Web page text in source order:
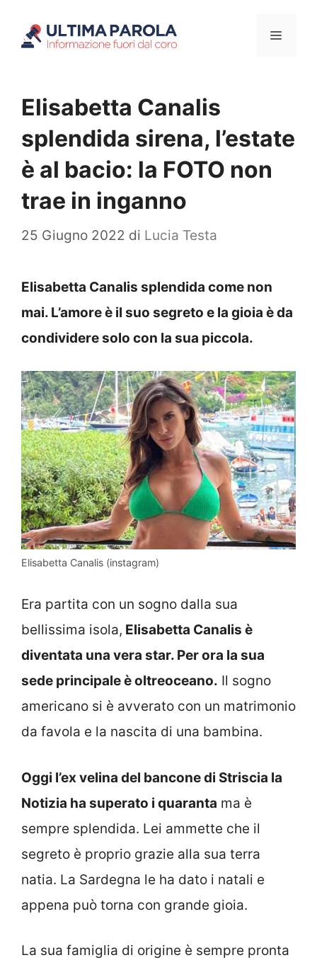
Menu
Elisabetta Canalis
splendida sirena, l’estate
è al bacio: la FOTO non
trae in inganno
25 Giugno 2022 di Lucia Testa
Elisabetta Canalis splendida come non
mai. L’amore è il suo segreto e la gioia è da
condividere solo con la sua piccola.
Elisabetta Canalis (instagram)
Era partita con un sogno dalla sua
bellissima isola, Elisabetta Canalis è
diventata una vera star. Per ora la sua
sede principale è oltreoceano. Il sogno
americano si è avverato con un matrimonio
da favola e la nascita di una bambina.
Oggi l’ex velina del bancone di Striscia la
Notizia ha superato i quaranta ma è
sempre splendida. Lei ammette che il
segreto è proprio grazie alla sua terra
natia. La Sardegna le ha dato i natali e
appena può torna con grande gioia.
La sua famiglia di origine è sempre pronta